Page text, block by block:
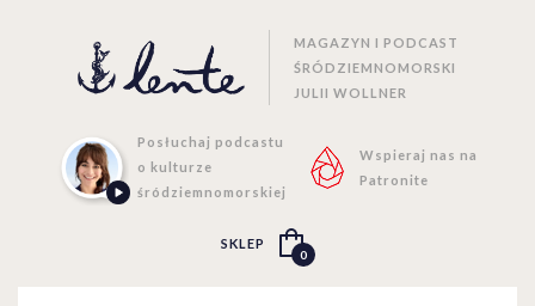
MAGAZYN I PODCAST
ŚRÓDZIEMNOMORSKI
JULII WOLLNER
Posłuchaj podcastu
o kulturze
śródziemnomorskiej
Wspieraj nas na
Patronite
SKLEP
0